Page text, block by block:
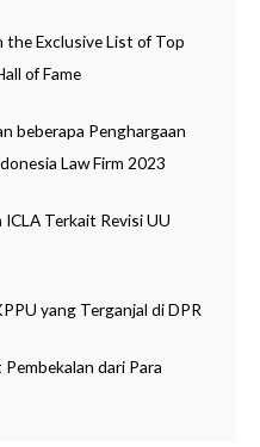
the Exclusive List of Top
of Fame
beberapa Penghargaan
Law Firm 2023
ICLA Terkait Revisi UU
yang Terganjal di DPR
dari Para